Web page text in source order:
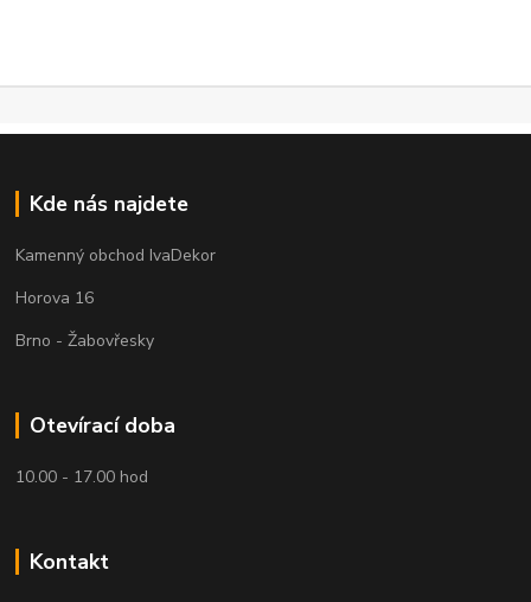
Kde nás najdete
Kamenný obchod IvaDekor
Horova 16
Brno - Žabovřesky
Otevírací doba
10.00 - 17.00 hod
Kontakt